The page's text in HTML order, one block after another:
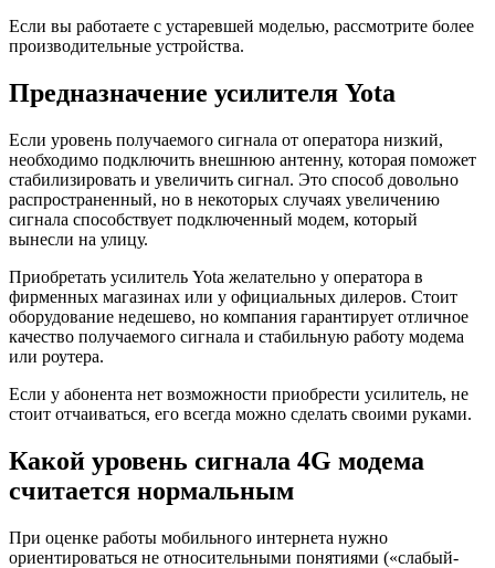
Если вы работаете с устаревшей моделью, рассмотрите более
производительные устройства.
Предназначение усилителя Yota
Если уровень получаемого сигнала от оператора низкий,
необходимо подключить внешнюю антенну, которая поможет
стабилизировать и увеличить сигнал. Это способ довольно
распространенный, но в некоторых случаях увеличению
сигнала способствует подключенный модем, который
вынесли на улицу.
Приобретать усилитель Yota желательно у оператора в
фирменных магазинах или у официальных дилеров. Стоит
оборудование недешево, но компания гарантирует отличное
качество получаемого сигнала и стабильную работу модема
или роутера.
Если у абонента нет возможности приобрести усилитель, не
стоит отчаиваться, его всегда можно сделать своими руками.
Какой уровень сигнала 4G модема
считается нормальным
При оценке работы мобильного интернета нужно
ориентироваться не относительными понятиями («слабый-